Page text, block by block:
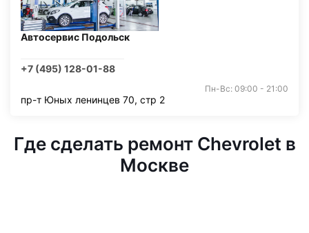
Автосервис Подольск
+7 (495) 128-01-88
Пн-Вс: 09:00 - 21:00
пр-т Юных ленинцев 70, стр 2
Где сделать ремонт Chevrolet в
Москве